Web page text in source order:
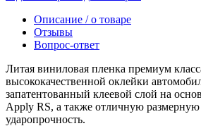
Описание / о товаре
Отзывы
Вопрос-ответ
Литая виниловая пленка премиум
высококачественной оклейки
запатентованный клеевой слой на
Apply RS, а также отличную размерную
ударопрочность.